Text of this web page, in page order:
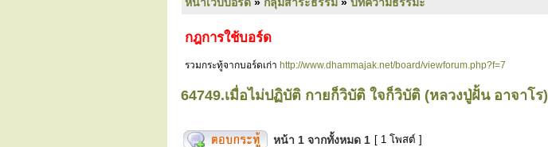
กฎการใช้บอร์ด
รวมกระทู้จากบอร์ดเก่า http://www.dhammajak.net/board/viewforum.php?f=7
64749.เมื่อไม่ปฏิบัติ กายก็วิบัติ ใจก็วิบัติ (หลวงปู่ฝั้น อาจาโร)
หน้า 1 จากทั้งหมด 1 [ 1 โพสต์ ]